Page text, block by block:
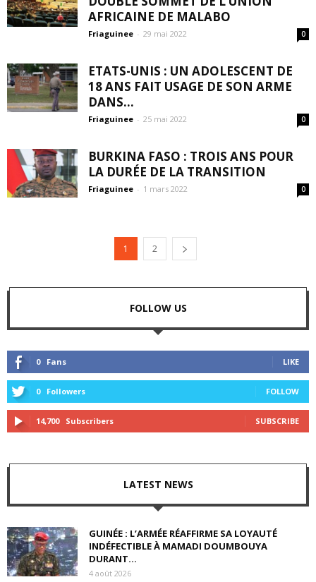
AFRICAINE DE MALABO
Friaguinee - 29 mai 2022 0
ETATS-UNIS : UN ADOLESCENT DE
18 ANS FAIT USAGE DE SON ARME
DANS...
Friaguinee - 25 mai 2022 0
BURKINA FASO : TROIS ANS POUR
LA DURÉE DE LA TRANSITION
Friaguinee - 1 mars 2022 0
1 2
FOLLOW US
0 Fans LIKE
0 Followers FOLLOW
14,700 Subscribers SUBSCRIBE
LATEST NEWS
GUINÉE : L’ARMÉE RÉAFFIRME SA LOYAUTÉ
INDÉFECTIBLE À MAMADI DOUMBOUYA
DURANT...
4 août 2026